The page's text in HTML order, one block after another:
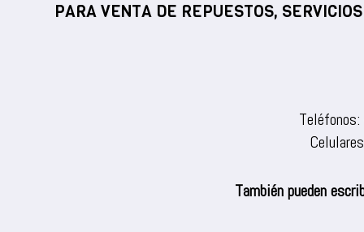
PARA VENTA DE REPUESTOS,
Teléfonos:
También pueden